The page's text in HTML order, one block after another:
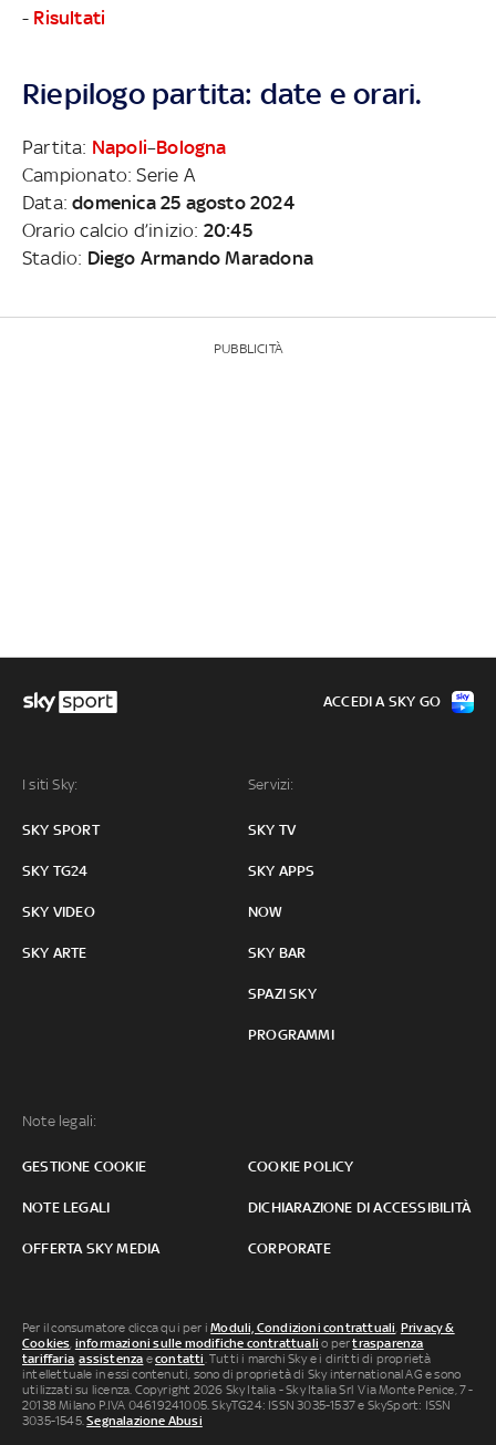
- Risultati
Riepilogo partita: date e orari.
Partita: Napoli–Bologna
Campionato: Serie A
Data:domenica 25 agosto 2024
Orario calcio d’inizio: 20:45
Stadio: Diego Armando Maradona
PUBBLICITÀ
I siti Sky:
SKY SPORT
SKY TG24
SKY VIDEO
SKY ARTE
Servizi:
SKY TV
SKY APPS
NOW
SKY BAR
SPAZI SKY
PROGRAMMI
Note legali:
GESTIONE COOKIE COOKIE POLICY
NOTE LEGALI DICHIARAZIONE DI ACCESSIBILITÀ
OFFERTA SKY MEDIA CORPORATE
ACCEDI A SKY GO
Per il consumatore clicca qui per iModuli, Condizioni contrattuali Privacy &
Cookies informazioni sulle modifiche contrattuali o pertrasparenza
tariffaria ,assistenza econtatti . Tutti i marchi Sky e i diritti di proprietà
intellettuale in essi contenuti, sono di proprietà di Sky international AG e sono
utilizzati su licenza. Copyright 2026 Sky Italia - Sky Italia Srl Via Monte Penice, 7 -
20138 Milano P.IVA 04619241005. SkyTG24: ISSN 3035-1537 e SkySport: ISSN
3035-1545.Segnalazione Abusi